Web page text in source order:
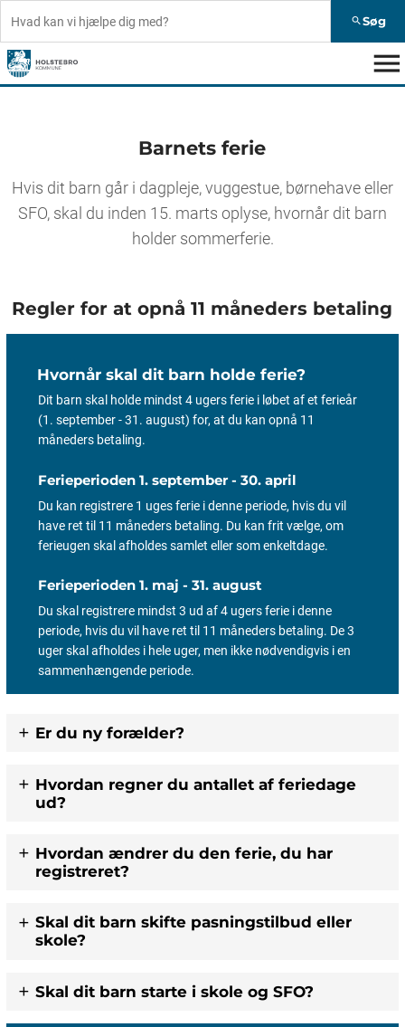
search Søg
menu
Barnets ferie
Hvis dit barn går i dagpleje, vuggestue, børnehave eller
SFO, skal du inden 15. marts oplyse, hvornår dit barn
holder sommerferie.
Regler for at opnå 11 måneders betaling
Hvornår skal dit barn holde ferie?
Dit barn skal holde mindst 4 ugers ferie i løbet af et ferieår
(1. september - 31. august) for, at du kan opnå 11
måneders betaling.
Ferieperioden 1. september - 30. april
Du kan registrere 1 uges ferie i denne periode, hvis du vil
have ret til 11 måneders betaling. Du kan frit vælge, om
ferieugen skal afholdes samlet eller som enkeltdage.
Ferieperioden 1. maj - 31. august
Du skal registrere mindst 3 ud af 4 ugers ferie i denne
periode, hvis du vil have ret til 11 måneders betaling. De 3
uger skal afholdes i hele uger, men ikke nødvendigvis i en
sammenhængende periode.
Er du ny forælder?
Hvordan regner du antallet af feriedage
ud?
Hvordan ændrer du den ferie, du har
registreret?
Skal dit barn skifte pasningstilbud eller
skole?
Skal dit barn starte i skole og SFO?